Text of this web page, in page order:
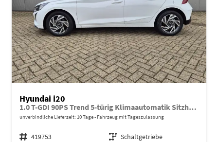
Hyundai i20
1.0 T-GDI 90PS Trend 5-türig Klimaautomatik Sitzheizung Lenkradheizung Rückf.Kamera PDC Apple CarPlay Android Auto Tempomat Touchscreen 16"LM
unverbindliche Lieferzeit: 10 Tage Fahrzeug mit Tageszulassung
Fahrzeugnr. 419753 Getriebe Schaltgetriebe